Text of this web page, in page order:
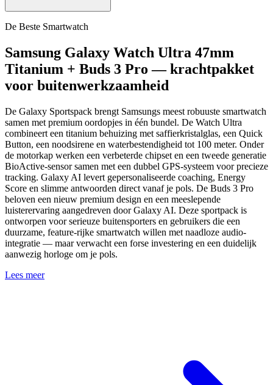
De Beste Smartwatch
Samsung Galaxy Watch Ultra 47mm
Titanium + Buds 3 Pro — krachtpakket
voor buitenwerkzaamheid
De Galaxy Sportspack brengt Samsungs meest robuuste smartwatch
samen met premium oordopjes in één bundel. De Watch Ultra
combineert een titanium behuizing met saffierkristalglas, een Quick
Button, een noodsirene en waterbestendigheid tot 100 meter. Onder
de motorkap werken een verbeterde chipset en een tweede generatie
BioActive-sensor samen met een dubbel GPS-systeem voor precieze
tracking. Galaxy AI levert gepersonaliseerde coaching, Energy
Score en slimme antwoorden direct vanaf je pols. De Buds 3 Pro
beloven een nieuw premium design en een meeslepende
luisterervaring aangedreven door Galaxy AI. Deze sportpack is
ontworpen voor serieuze buitensporters en gebruikers die een
duurzame, feature-rijke smartwatch willen met naadloze audio-
integratie — maar verwacht een forse investering en een duidelijk
aanwezig horloge om je pols.
Lees meer